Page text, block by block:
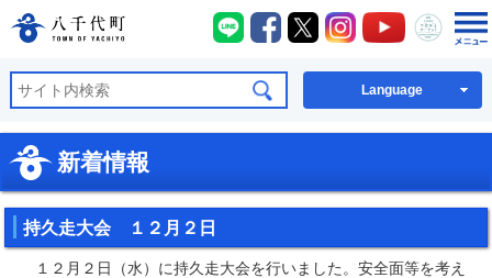
八千代町公式ホームページ
八千代町LINE
八千代町Facebook
八千代町X八千代町Instagram
八千代町
八千
Language
新着情報
持久走大会 １２月２日
１２月２日（水）に持久走大会を行いました。安全面等を考え